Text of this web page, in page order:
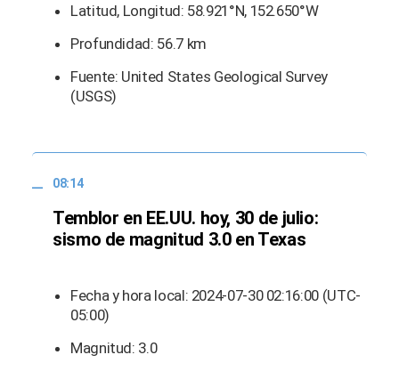
Latitud, Longitud: 58.921°N, 152.650°W
Profundidad: 56.7 km
Fuente: United States Geological Survey
(USGS)
08:14
Temblor en EE.UU. hoy, 30 de julio:
sismo de magnitud 3.0 en Texas
Fecha y hora local: 2024-07-30 02:16:00 (UTC-
05:00)
Magnitud: 3.0